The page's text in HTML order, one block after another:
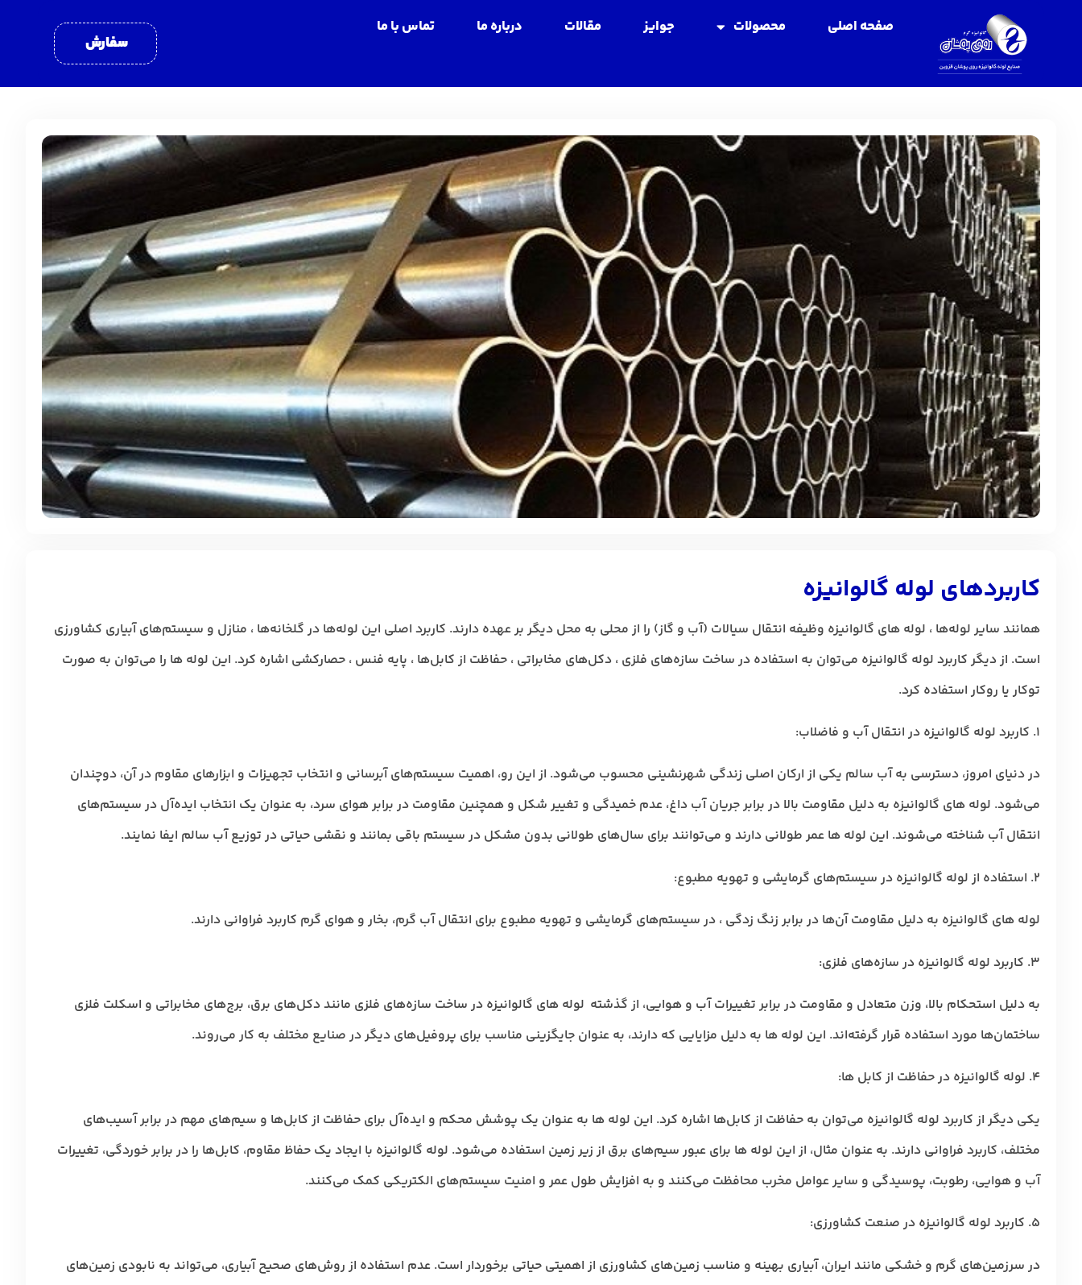
صفحه اصلی محصولات جوایز مقالات درباره ما تماس با ما
سفارش
کاربردهای لوله گالوانیزه
همانند سایر لوله‌ها ، لوله های گالوانیزه وظیفه انتقال سیالات (آب و گاز) را از محلی به محل دیگر بر عهده دارند. کاربرد اصلی این لوله‌ها در گلخانه‌ها ، منازل و سیستم‌های آبیاری کشاورزی
است. از دیگر کاربرد لوله گالوانیزه می‌توان به استفاده در ساخت سازه‌های فلزی ، دکل‌های مخابراتی ، حفاظت از کابل‌ها ، پایه فنس ، حصارکشی اشاره کرد. این لوله ها را می‌توان به صورت
توکار یا روکار استفاده کرد.
۱. کاربرد لوله گالوانیزه در انتقال آب و فاضلاب :
در دنیای امروز، دسترسی به آب سالم یکی از ارکان اصلی زندگی شهرنشینی محسوب می‌شود. از این رو، اهمیت سیستم‌های آبرسانی و انتخاب تجهیزات و ابزارهای مقاوم در آن، دوچندان
می‌شود. لوله های گالوانیزه به دلیل مقاومت بالا در برابر جریان آب داغ، عدم خمیدگی و تغییر شکل و همچنین مقاومت در برابر هوای سرد، به عنوان یک انتخاب ایده‌آل در سیستم‌های
انتقال آب شناخته می‌شوند. این لوله ها عمر طولانی دارند و می‌توانند برای سال‌های طولانی بدون مشکل در سیستم باقی بمانند و نقشی حیاتی در توزیع آب سالم ایفا نمایند.
۲. استفاده از لوله گالوانیزه در سیستم‌های گرمایشی و تهویه مطبوع:
لوله های گالوانیزه به دلیل مقاومت آن‌ها در برابر زنگ زدگی ، در سیستم‌های گرمایشی و تهویه مطبوع برای انتقال آب گرم، بخار و هوای گرم کاربرد فراوانی دارند.
۳. کاربرد لوله گالوانیزه در سازه‌های فلزی:
به دلیل استحکام بالا، وزن متعادل و مقاومت در برابر تغییرات آب و هوایی، از گذشته لوله های گالوانیزه در ساخت سازه‌های فلزی مانند دکل‌های برق، برج‌های مخابراتی و اسکلت فلزی
ساختمان‌ها مورد استفاده قرار گرفته‌اند. این لوله ها به دلیل مزایایی که دارند، به عنوان جایگزینی مناسب برای پروفیل‌های دیگر در صنایع مختلف به کار می‌روند.
۴. لوله گالوانیزه در حفاظت از کابل ها :
یکی دیگر از کاربرد لوله گالوانیزه می‌توان به حفاظت از کابل‌ها اشاره کرد. این لوله ها به عنوان یک پوشش محکم و ایده‌آل برای حفاظت از کابل‌ها و سیم‌های مهم در برابر آسیب‌های
مختلف، کاربرد فراوانی دارند. به عنوان مثال، از این لوله ها برای عبور سیم‌های برق از زیر زمین استفاده می‌شود. لوله گالوانیزه با ایجاد یک حفاظ مقاوم، کابل‌ها را در برابر خوردگی، تغییرات
آب و هوایی، رطوبت، پوسیدگی و سایر عوامل مخرب محافظت می‌کنند و به افزایش طول عمر و امنیت سیستم‌های الکتریکی کمک می‌کنند.
۵. کاربرد لوله گالوانیزه در صنعت کشاورزی :
در سرزمین‌های گرم و خشکی مانند ایران، آبیاری بهینه و مناسب زمین‌های کشاورزی از اهمیتی حیاتی برخوردار است. عدم استفاده از روش‌های صحیح آبیاری، می‌تواند به نابودی زمین‌های